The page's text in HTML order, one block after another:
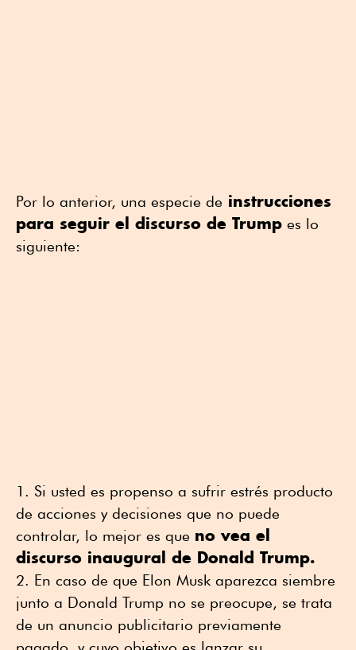
Por lo anterior, una especie de instrucciones
para seguir el discurso de Trump es lo
siguiente:
Si usted es propenso a sufrir estrés producto
de acciones y decisiones que no puede
controlar, lo mejor es que no vea el
discurso inaugural de Donald Trump.
En caso de que Elon Musk aparezca siembre
junto a Donald Trump no se preocupe, se trata
de un anuncio publicitario previamente